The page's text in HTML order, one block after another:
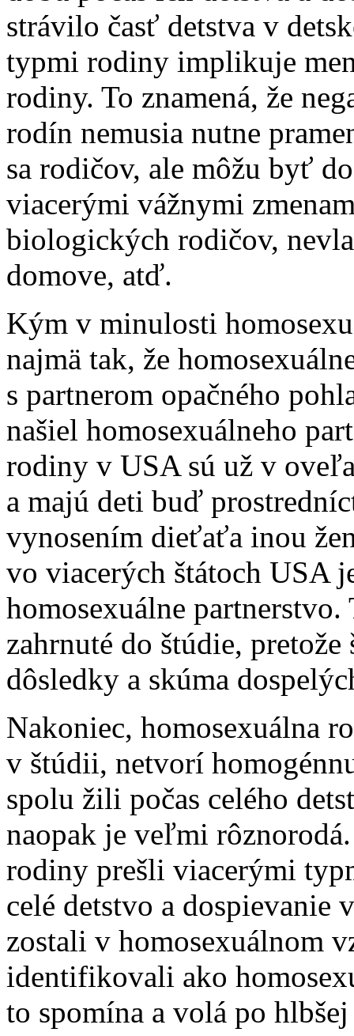
strávilo časť detstva v
typmi rodiny implikuje
rodiny. To znamená, že
rodín nemusia nutne
sa rodičov, ale môžu byť
viacerými vážnymi
biologických rodičov,
domove, atď.
Kým v minulosti
najmä tak, že
s partnerom opačného
našiel homosexuálneho
rodiny v USA sú už v
a majú deti buď
vynosením dieťaťa inou
vo viacerých štátoch USA
homosexuálne
zahrnuté do štúdie,
dôsledky a skúma
Nakoniec, homosexuálna
v štúdii, netvorí
spolu žili počas celého
naopak je veľmi
rodiny prešli viacerými
celé detstvo a
zostali v homosexuálnom
identifikovali ako
to spomína a volá po